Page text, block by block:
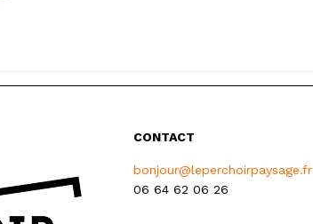
CONTACT
bonjour@leperchoirpaysage.fr
06 64 62 06 26